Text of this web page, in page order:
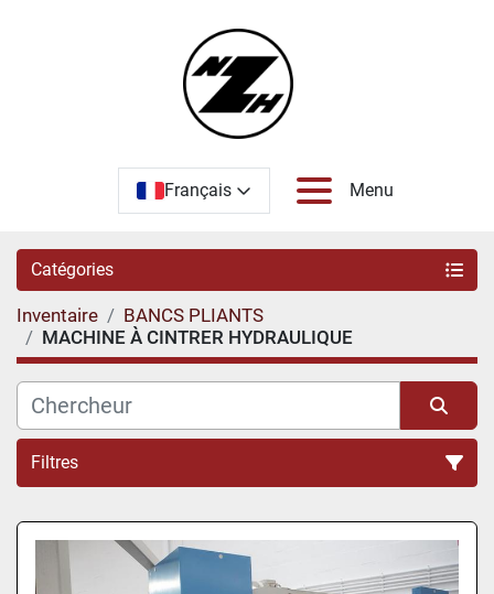
Français Menu
Catégories
Inventaire
BANCS PLIANTS
MACHINE À CINTRER HYDRAULIQUE
Filtres